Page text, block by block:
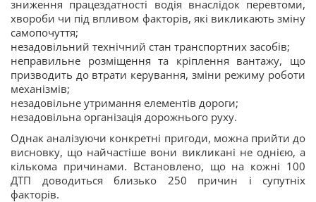
зниження працездатності водія внаслідок перевтоми,
хвороби чи під впливом факторів, які викликають зміну
самопочуття;
незадовільний технічний стан транспортних засобів;
неправильне розміщення та кріплення вантажу, що
призводить до втрати керування, зміни режиму роботи
механізмів;
незадовільне утримання елементів дороги;
незадовільна організація дорожнього руху.
Однак аналізуючи конкретні пригоди, можна прийти до
висновку, що найчастіше вони викликані не однією, а
кількома причинами. Встановлено, що на кожні 100
ДТП доводиться близько 250 причин і супутніх
факторів.